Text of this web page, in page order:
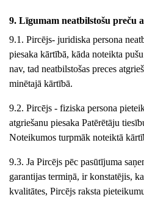
9. Līgumam neatbilstošu preču
9.1. Pircējs- juridiska persona
piesaka kārtībā, kāda noteikta
nav, tad neatbilstošas preces
minētajā kārtībā.
9.2. Pircējs - fiziska persona
atgriešanu piesaka Patērētāju
Noteikumos turpmāk noteiktā
9.3. Ja Pircējs pēc pasūtījuma
garantijas termiņā, ir konstatējis,
kvalitātes, Pircējs raksta